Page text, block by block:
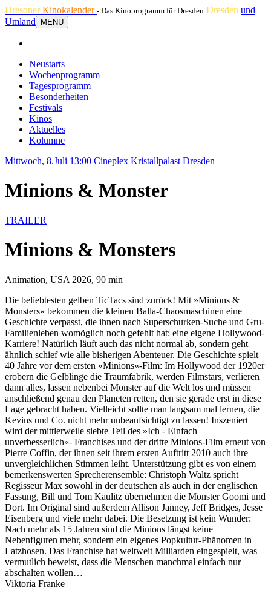
DresdnerKinokalender - Das Kinoprogramm für Dresden Dresden und
Umland
MENU
Neustarts
Wochenprogramm
Tagesprogramm
Besonderheiten
Festivals
Kinos
Aktuelles
Kolumne
Mittwoch, 8.Juli 13:00 Cineplex Kristallpalast Dresden
Minions & Monster
TRAILER
Minions & Monsters
Animation, USA 2026, 90 min
Die beliebtesten gelben TicTacs sind zurück! Mit »Minions &
Monsters« bekommen die kleinen Balla-Chaosmaschinen eine
Geschichte verpasst, die ihnen nach Superschurken-Suche und Gru-
Familienleben womöglich noch gefehlt hat: eine eigene Hollywood-
Karriere! Natürlich läuft auch das nicht normal ab, sondern geht
ähnlich schief wie alle bisherigen Abenteuer. Die Geschichte spielt
40 Jahre vor dem ersten »Minions«-Film: Im Hollywood der 1920er
erobern die Gelblinge die Traumfabrik, werden Filmstars, verlieren
dann alles, lassen nebenbei Monster auf die Welt los und müssen
anschließend genau den Planeten retten, den sie gerade erst in diese
Lage gebracht haben. Vielleicht sollte man langsam mal lernen, die
Kevins und Co. nicht mehr unbeaufsichtigt zu lassen! Inszeniert
wird der mittlerweile siebte Teil des »Ich - Einfach
unverbesserlich«- Franchises und der dritte Minions-Film erneut von
Pierre Coffin, der ihnen seit ihrem ersten Auftritt 2010 auch ihre
unvergleichlichen Stimmen leiht. Unterstützung gibt es von einem
bemerkenswerten Sprecherensemble: Christoph Waltz spricht
Regisseur Max sowohl in der deutschen als auch in der englischen
Fassung, Bill und Tom Kaulitz übernehmen die Monster Goomi und
Dort. Im Original sind außerdem Allison Janney, Jeff Bridges, Jesse
Eisenberg und viele mehr dabei. Die Besetzung ist kein Wunder:
Nach mehr als 15 Jahren sind die Minions längst keine
Nebenfiguren mehr, sondern ein eigenes Popkultur-Phänomen in
Latzhosen. Das Franchise hat weltweit Milliarden eingespielt, was
vermutlich beweist, dass die Menschen manchmal einfach nur
abschalten wollen…
Viktoria Franke